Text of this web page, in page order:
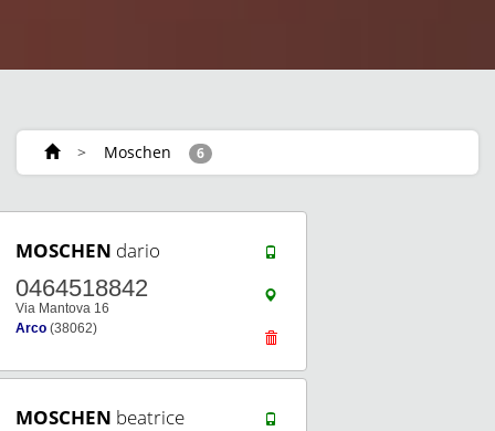
> Moschen 6
MOSCHEN dario
0464518842
Via Mantova 16
Arco (38062)
MOSCHEN beatrice